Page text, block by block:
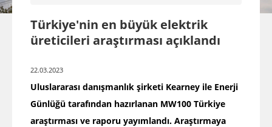
Türkiye'nin en büyük elektrik
üreticileri araştırması açıklandı
22.03.2023
Uluslararası danışmanlık şirketi Kearney ile Enerji
Günlüğü tarafından hazırlanan MW100 Türkiye
araştırması ve raporu yayımlandı. Araştırmaya